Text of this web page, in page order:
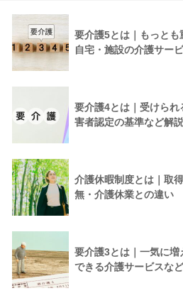
要介護5とは｜もっと
自宅・施設の介護サー
要介護4とは｜受けら
害者認定の基準など解説
介護休暇制度とは｜取
無・介護休業との違い
要介護3とは｜一気に
できる介護サービスなど